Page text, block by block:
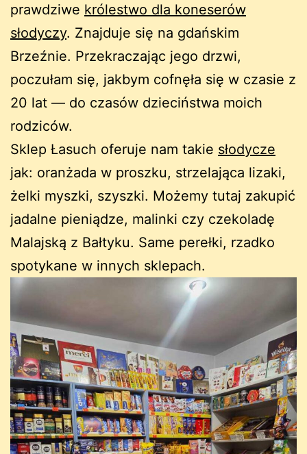
prawdziwe królestwo dla koneserów
słodyczy. Znajduje się na gdańskim
Brzeźnie. Przekraczając jego drzwi,
poczułam się, jakbym cofnęła się w czasie z
20 lat — do czasów dzieciństwa moich
rodziców.
Sklep Łasuch oferuje nam takie słodycze
jak: oranżada w proszku, strzelająca lizaki,
żelki myszki, szyszki. Możemy tutaj zakupić
jadalne pieniądze, malinki czy czekoladę
Malajską z Bałtyku. Same perełki, rzadko
spotykane w innych sklepach.